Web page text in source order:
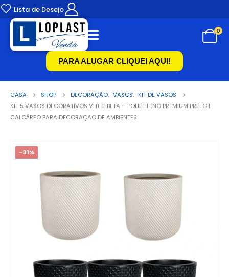
Lista de Desejo
0
PARA ALUGAR CLIQUEI AQUI!
CASA SHOP DECORAÇÃO, VASOS, KIT DE VASOS
KIT 5 VASOS DECORATIVOS VITE E BETA – POLIETILENO PREMIUM PRETO E
CALCÁREO PARA DECORAÇÃO DE AMBIENTES
-31%